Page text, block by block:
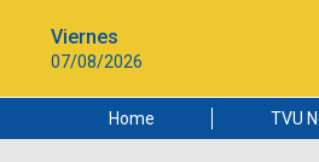
Viernes
07/08/2026
Home TVU